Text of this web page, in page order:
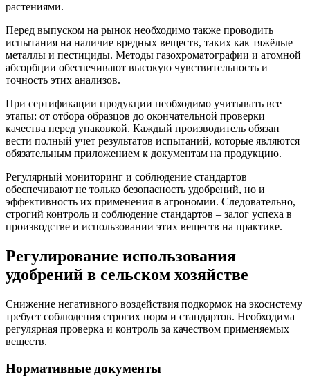
растениями.
Перед выпуском на рынок необходимо также проводить
испытания на наличие вредных веществ, таких как тяжёлые
металлы и пестициды. Методы газохроматографии и атомной
абсорбции обеспечивают высокую чувствительность и
точность этих анализов.
При сертификации продукции необходимо учитывать все
этапы: от отбора образцов до окончательной проверки
качества перед упаковкой. Каждый производитель обязан
вести полный учет результатов испытаний, которые являются
обязательным приложением к документам на продукцию.
Регулярный мониторинг и соблюдение стандартов
обеспечивают не только безопасность удобрений, но и
эффективность их применения в агрономии. Следовательно,
строгий контроль и соблюдение стандартов – залог успеха в
производстве и использовании этих веществ на практике.
Регулирование использования
удобрений в сельском хозяйстве
Снижение негативного воздействия подкормок на экосистему
требует соблюдения строгих норм и стандартов. Необходима
регулярная проверка и контроль за качеством применяемых
веществ.
Нормативные документы